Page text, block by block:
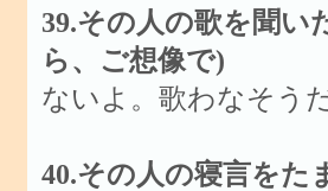
39.その人の歌を聞い
ら、ご想像で)
ないよ。歌わなそう
40.その人の寝言を